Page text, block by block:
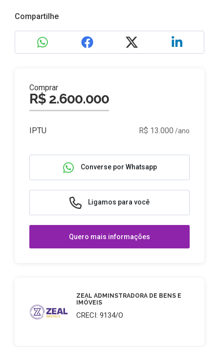
Compartilhe
Comprar
R$ 2.600.000
IPTU R$ 13.000 /ano
Converse por Whatsapp
Ligamos para você
Quero mais informações
ZEAL ADMINSTRADORA DE BENS E
IMÓVEIS
CRECI: 9134/O